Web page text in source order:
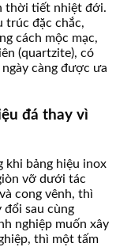
thời tiết nhiệt đới.
trúc đặc chắc,
cách mộc mạc,
(quartzite), có
càng được ưa
đá thay vì
khi bảng hiệu inox
vỡ dưới tác
cong vênh, thì
đổi sau cùng
nghiệp muốn xây
thì một tấm